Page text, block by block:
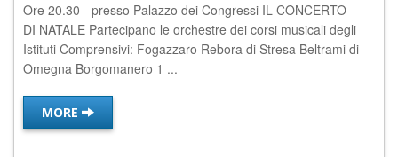
Ore 20.30 - presso Palazzo dei Congressi IL CONCERTO
DI NATALE Partecipano le orchestre dei corsi musicali degli
Istituti Comprensivi: Fogazzaro Rebora di Stresa Beltrami di
Omegna Borgomanero 1 ...
MORE